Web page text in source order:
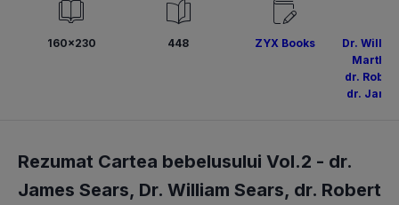
160x230 448 ZYX Books
Dr.
Martha
dr.
dr.
Rezumat Cartea bebelusului Vol.2 - dr.
James Sears, Dr. William Sears, dr. Robert